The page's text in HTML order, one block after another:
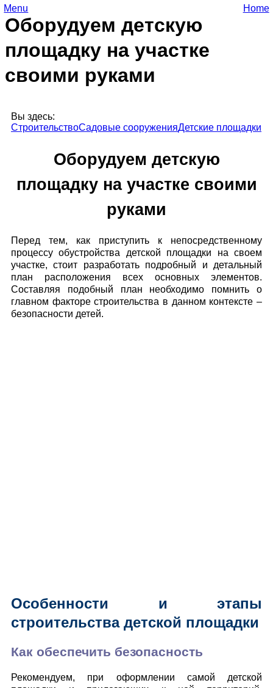
Оборудуем детскую
площадку на участке
своими руками
Menu Home
Вы здесь:
СтроительствоСадовые сооруженияДетские площадки
Оборудуем детскую
площадку на участке своими
руками
Перед тем, как приступить к непосредственному
процессу обустройства детской площадки на своем
участке, стоит разработать подробный и детальный
план расположения всех основных элементов.
Составляя подобный план необходимо помнить о
главном факторе строительства в данном контексте –
безопасности детей.
Особенности и этапы
строительства детской площадки
Как обеспечить безопасность
Рекомендуем, при оформлении самой детской